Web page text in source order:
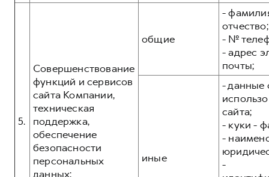
5.
Совершенствование
функций и сервисов
сайта Компании,
техническая
поддержка,
обеспечение
безопасности
персональных
данных:
общие
-
отчество;
- №
- адрес
почты;
иные
- данные
сайта;
- куки -
-
-